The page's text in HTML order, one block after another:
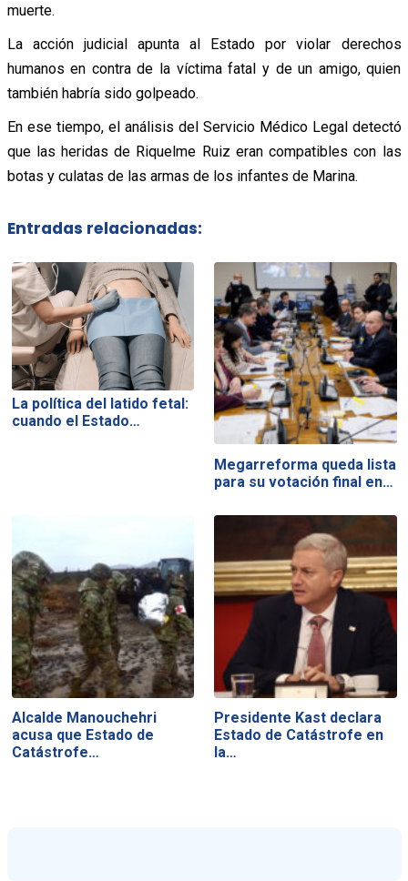
muerte.
La acción judicial apunta al Estado por violar derechos
humanos en contra de la víctima fatal y de un amigo, quien
también habría sido golpeado.
En ese tiempo, el análisis del Servicio Médico Legal detectó
que las heridas de Riquelme Ruiz eran compatibles con las
botas y culatas de las armas de los infantes de Marina.
Entradas relacionadas:
La política del latido fetal:
cuando el Estado…
Megarreforma queda lista
para su votación final en…
Alcalde Manouchehri
acusa que Estado de
Catástrofe…
Presidente Kast declara
Estado de Catástrofe en
la…